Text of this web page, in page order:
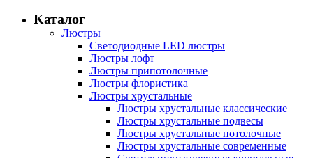
Каталог
Люстры
Светодиодные LED люстры
Люстры лофт
Люстры припотолочные
Люстры флористика
Люстры хрустальные
Люстры хрустальные классические
Люстры хрустальные подвесы
Люстры хрустальные потолочные
Люстры хрустальные современные